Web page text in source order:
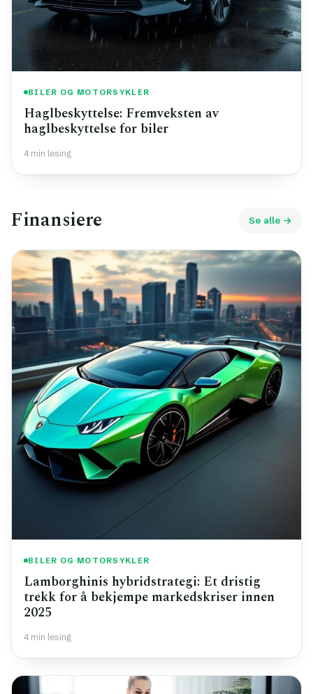
BILER OG MOTORSYKLER
Haglbeskyttelse: Fremveksten av
haglbeskyttelse for biler
4 min lesing
Finansiere Se alle →
BILER OG MOTORSYKLER
Lamborghinis hybridstrategi: Et dristig
trekk for å bekjempe markedskriser innen
2025
4 min lesing